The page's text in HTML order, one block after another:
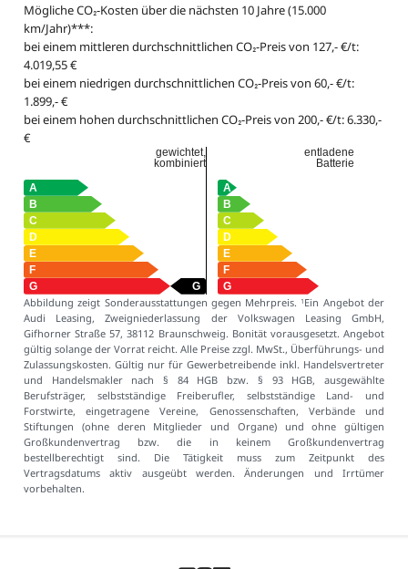
Mögliche CO₂-Kosten über die nächsten 10 Jahre (15.000
km/Jahr)***:
bei einem mittleren durchschnittlichen CO₂-Preis von 127,- €/t:
4.019,55 €
bei einem niedrigen durchschnittlichen CO₂-Preis von 60,- €/t:
1.899,- €
bei einem hohen durchschnittlichen CO₂-Preis von 200,- €/t: 6.330,-
€
gewichtet,
kombiniert
entladene
Batterie
Abbildung zeigt Sonderausstattungen gegen Mehrpreis. 1 Ein Angebot der
Audi Leasing, Zweigniederlassung der Volkswagen Leasing GmbH,
Gifhorner Straße 57, 38112 Braunschweig. Bonität vorausgesetzt. Angebot
gültig solange der Vorrat reicht. Alle Preise zzgl. MwSt., Überführungs- und
Zulassungskosten. Gültig nur für Gewerbetreibende inkl. Handelsvertreter
und Handelsmakler nach § 84 HGB bzw. § 93 HGB, ausgewählte
Berufsträger, selbstständige Freiberufler, selbstständige Land- und
Forstwirte, eingetragene Vereine, Genossenschaften, Verbände und
Stiftungen (ohne deren Mitglieder und Organe) und ohne gültigen
Großkundenvertrag bzw. die in keinem Großkundenvertrag
bestellberechtigt sind. Die Tätigkeit muss zum Zeitpunkt des
Vertragsdatums aktiv ausgeübt werden. Änderungen und Irrtümer
vorbehalten.